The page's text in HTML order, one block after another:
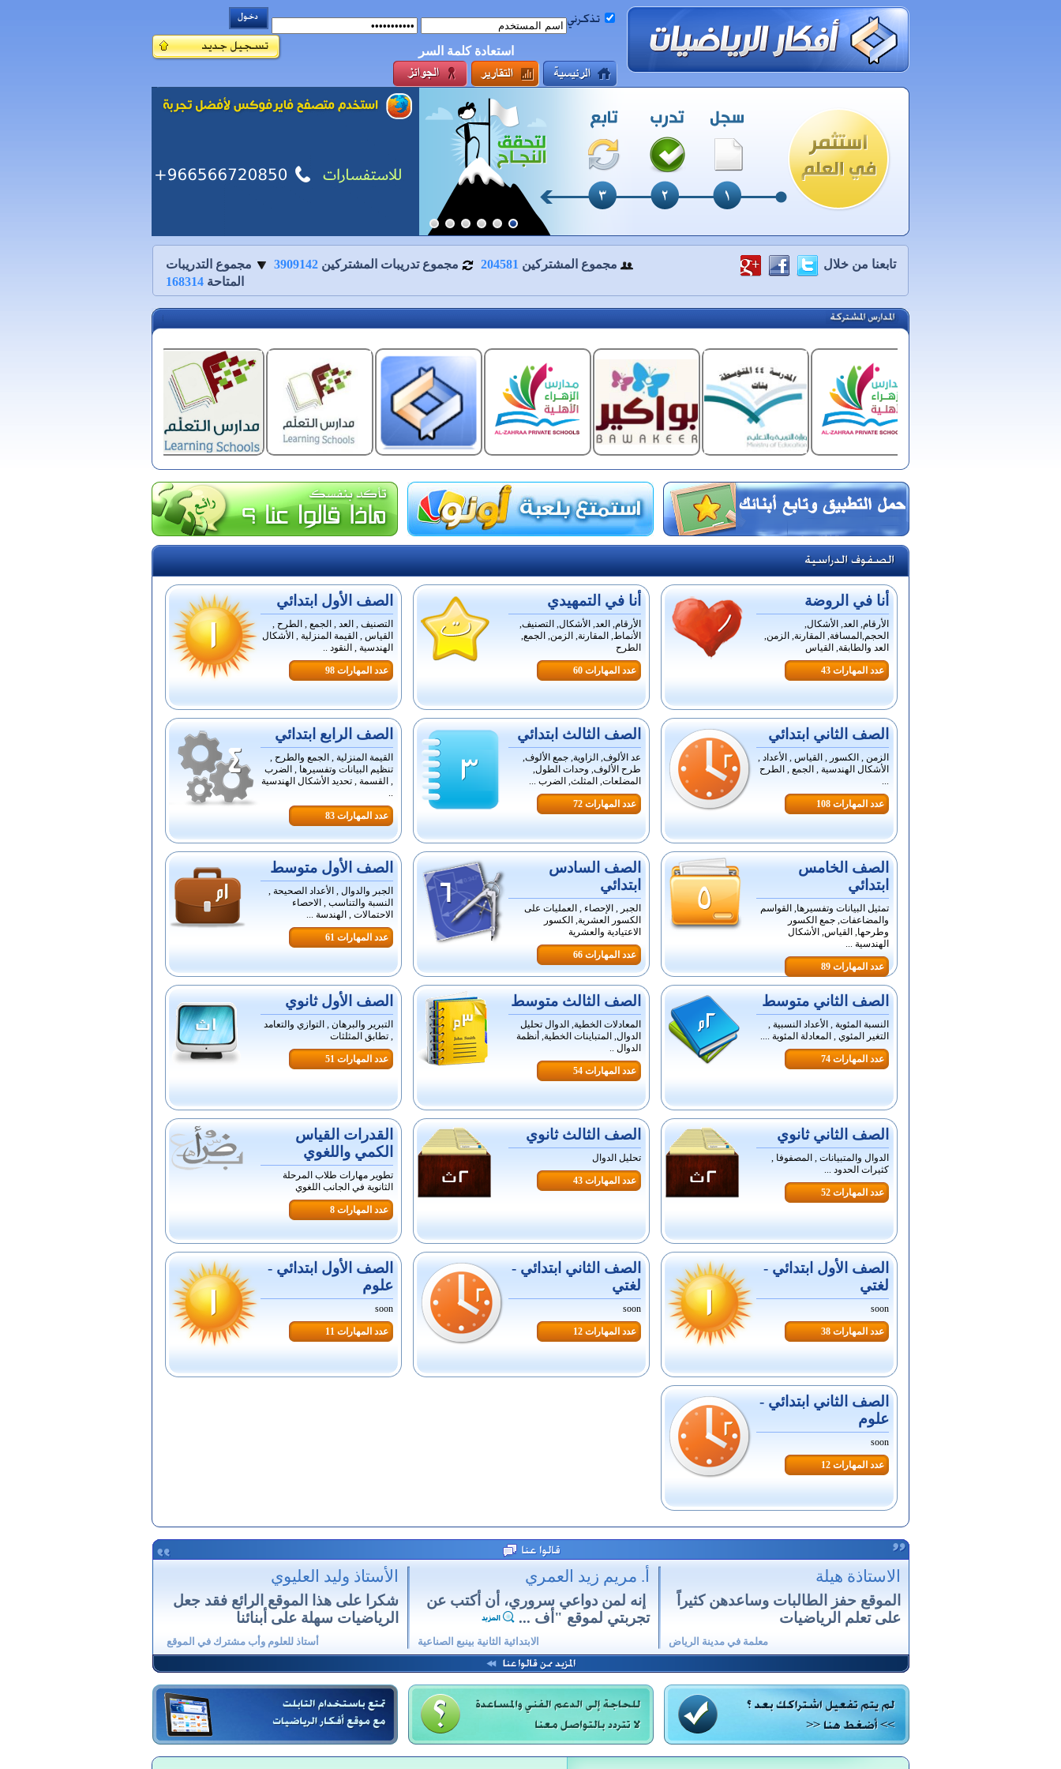
استعادة كلمة السر
تابعنا من خلال مجموع المشتركين 204581 مجموع تدريبات المشتركين 3909142
مجموع التدريبات
المتاحة 168314
أنا في الروضة
الأرقام, العد, الأشكال,
الحجم,المسافة, المقارنة, الزمن,
العد والطابقة, القياس
عدد المهارات 43
أنا في التمهيدي
الأرقام, العد, الأشكال, التصنيف,
الأنماط, المقارنة, الزمن, الجمع,
الطرح
عدد المهارات 60
الصف الأول ابتدائي
التصنيف , العد , الجمع , الطرح ,
القياس , القيمة المنزلية , الأشكال
الهندسية , النقود ..
عدد المهارات 98
الصف الثاني ابتدائي
الزمن , الكسور , القياس , الأعداد ,
الأشكال الهندسية , الجمع , الطرح
...
عدد المهارات 108
الصف الثالث ابتدائي
عد الألوف, الزاوية, جمع الألوف,
طرح الألوف, وحدات الطول,
المضلعات, المثلث, الضرب ...
عدد المهارات 72
الصف الرابع ابتدائي
القيمة المنزلية , الجمع والطرح ,
تنظيم البيانات وتفسيرها , الضرب
, القسمة , تحديد الأشكال الهندسية
..
عدد المهارات 83
الصف الخامس
ابتدائي
تمثيل البيانات وتفسيرها, القواسم
والمضاعفات, جمع الكسور
وطرحها, القياس, الأشكال
الهندسية ...
عدد المهارات 89
الصف السادس
ابتدائي
الجبر , الإحصاء , العمليات على
الكسور العشرية, الكسور
الاعتيادية والعشرية
عدد المهارات 66
الصف الأول متوسط
الجبر والدوال , الأعداد الصحيحة ,
النسبة والتناسب , الاحصاء
الاحتمالات , الهندسة ...
عدد المهارات 61
الصف الثاني متوسط
النسبة المئوية , الأعداد النسبية ,
التغير المئوي , المعادلة المئوية ....
عدد المهارات 74
الصف الثالث متوسط
المعادلات الخطية, الدوال تحليل
الدوال, المتباينات الخطية, أنظمة
الدوال ..
عدد المهارات 54
الصف الأول ثانوي
التبرير والبرهان , التوازي والتعامد
, تطابق المثلثات
عدد المهارات 51
الصف الثاني ثانوي
الدوال والمتبيانات , المصفوفا ,
كثيرات الحدود ...
عدد المهارات 52
الصف الثالث ثانوي
تحليل الدوال
عدد المهارات 43
القدرات القياس
الكمي واللغوي
تطوير مهارات طلاب المرحلة
الثانوية في الجانب اللغوي
عدد المهارات 8
الصف الأول ابتدائي -
لغتي
soon
عدد المهارات 38
الصف الثاني ابتدائي -
لغتي
soon
عدد المهارات 12
الصف الأول ابتدائي -
علوم
soon
عدد المهارات 11
الصف الثاني ابتدائي -
علوم
soon
عدد المهارات 12
الاستاذة هيلة
الموقع حفز الطالبات وساعدهن كثيراً
على تعلم الرياضيات
معلمة في مدينة الرياض
أ. مريم زيد العمري
إنه لمن دواعي سروري، أن أكتب عن
تجربتي لموقع "أف ...
الابتدائية الثانية بينبع الصناعية
الأستاذ وليد العليوي
شكرا على هذا الموقع الرائع فقد جعل
الرياضيات سهلة على أبنائنا
أستاذ للعلوم وأب مشترك في الموقع